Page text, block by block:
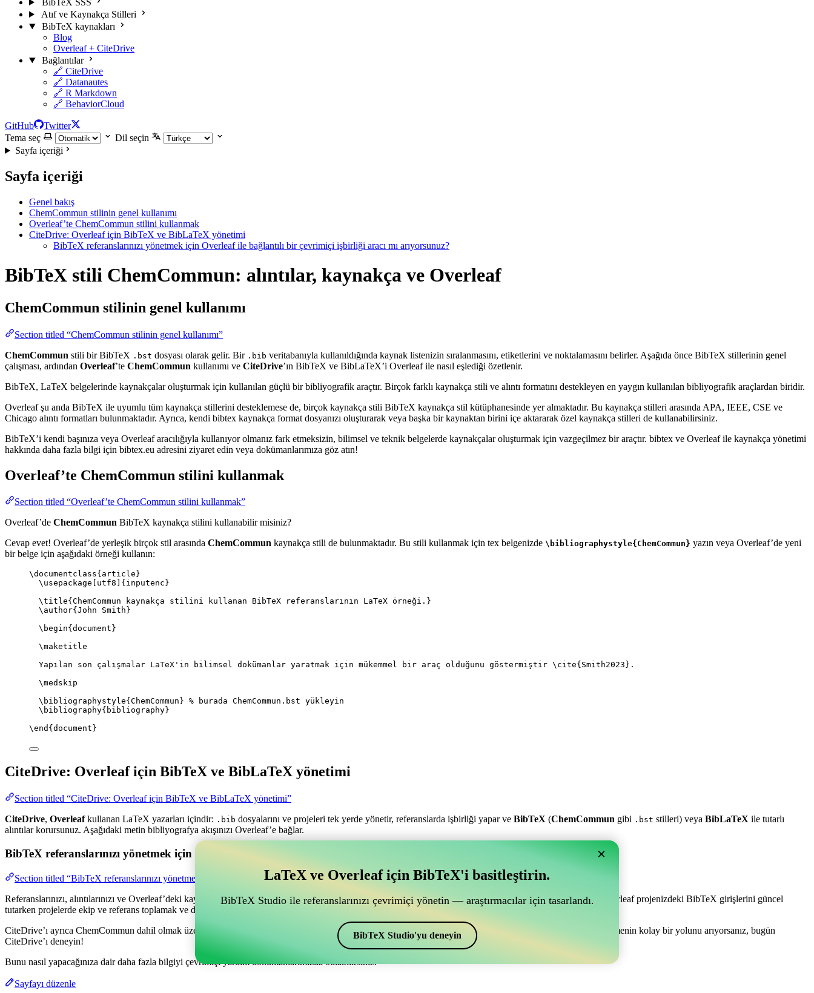
BibTeX SSS
Atıf ve Kaynakça Stilleri
BibTeX kaynakları
Blog
Overleaf + CiteDrive
Bağlantılar
🔗 CiteDrive
🔗 Datanautes
🔗 R Markdown
🔗 BehaviorCloud
GitHub
Twitter
Tema seç
Dil seçin
Sayfa içeriği
Sayfa içeriği
Genel bakış
ChemCommun stilinin genel kullanımı
Overleaf’te ChemCommun stilini kullanmak
CiteDrive: Overleaf için BibTeX ve BibLaTeX yönetimi
BibTeX referanslarınızı yönetmek için Overleaf ile bağlantılı bir çevrimiçi işbirliği aracı mı arıyorsunuz?
BibTeX stili ChemCommun: alıntılar, kaynakça ve Overleaf
ChemCommun stilinin genel kullanımı
Section titled “ChemCommun stilinin genel kullanımı”
ChemCommun stili bir BibTeX .bst dosyası olarak gelir. Bir .bib veritabanıyla kullanıldığında kaynak listenizin sıralanmasını, etiketlerini ve noktalamasını belirler. Aşağıda önce BibTeX stillerinin genel
çalışması, ardından Overleaf’te ChemCommun kullanımı ve CiteDrive’ın BibTeX ve BibLaTeX’i Overleaf ile nasıl eşlediği özetlenir.
BibTeX, LaTeX belgelerinde kaynakçalar oluşturmak için kullanılan güçlü bir bibliyografik araçtır. Birçok farklı kaynakça stili ve alıntı formatını destekleyen en yaygın kullanılan bibliyografik araçlardan biridir.
Overleaf şu anda BibTeX ile uyumlu tüm kaynakça stillerini desteklemese de, birçok kaynakça stili BibTeX kaynakça stil kütüphanesinde yer almaktadır. Bu kaynakça stilleri arasında APA, IEEE, CSE ve
Chicago alıntı formatları bulunmaktadır. Ayrıca, kendi bibtex kaynakça format dosyanızı oluşturarak veya başka bir kaynaktan birini içe aktararak özel kaynakça stilleri de kullanabilirsiniz.
BibTeX’i kendi başınıza veya Overleaf aracılığıyla kullanıyor olmanız fark etmeksizin, bilimsel ve teknik belgelerde kaynakçalar oluşturmak için vazgeçilmez bir araçtır. bibtex ve Overleaf ile kaynakça yönetimi
hakkında daha fazla bilgi için bibtex.eu adresini ziyaret edin veya dokümanlarımıza göz atın!
Overleaf’te ChemCommun stilini kullanmak
Section titled “Overleaf’te ChemCommun stilini kullanmak”
Overleaf’de ChemCommun BibTeX kaynakça stilini kullanabilir misiniz?
Cevap evet! Overleaf’de yerleşik birçok stil arasında ChemCommun kaynakça stili de bulunmaktadır. Bu stili kullanmak için tex belgenizde \bibliographystyle{ChemCommun} yazın veya Overleaf’de yeni
bir belge için aşağıdaki örneği kullanın:
\documentclass{ article }
\usepackage
utf8 ]{ inputenc }
\title{ChemCommun kaynakça stilini kullanan BibTeX referanslarının LaTeX örneği.}
\author{John Smith}
\begin{ document }
\maketitle
Yapılan son çalışmalar LaTeX'in bilimsel dokümanlar yaratmak için mükemmel bir araç olduğunu göstermiştir \cite{ Smith2023 }.
\medskip
\bibliographystyle{ChemCommun} % burada ChemCommun.bst yükleyin
\bibliography{bibliography}
\end { document }
CiteDrive: Overleaf için BibTeX ve BibLaTeX yönetimi
Section titled “CiteDrive: Overleaf için BibTeX ve BibLaTeX yönetimi”
CiteDrive, Overleafkullanan LaTeX yazarları içindir: .bib dosyalarını ve projeleri tek yerde yönetir, referanslarda işbirliği yapar ve BibTeX (ChemCommun gibi .bst stilleri) veya BibLaTeX ile tutarlı
alıntılar korursunuz. Aşağıdaki metin bibliyografya akışınızı Overleaf’e bağlar.
BibTeX referanslarınızı yönetmek için Overleaf ile bağlantılı bir çevrimiçi işbirliği aracı mı arıyorsunuz?
Section titled “BibTeX referanslarınızı yönetmek için Overleaf ile bağlantılı bir çevrimiçi işbirliği aracı mı arıyorsunuz?”
Referanslarınızı, alıntılarınızı ve Overleaf’deki kaynakçanızı yönetmeye yardımcı olacak bir çevrimiçi araç arıyorsanız, CiteDrive tam size göre olabilir! Sizi Overleaf projenizdeki BibTeX girişlerini güncel
tutarken projelerde ekip ve referans toplamak ve düzenlemek için olanak sağlar.
CiteDrive’ı ayrıca ChemCommun dahil olmak üzere farklı stillerde kaynakçalar ve alıntılar oluşturmak için de kullanabilirsiniz. Overleaf’de kaynakçanızı yönetmenin kolay bir yolunu arıyorsanız, bugün
CiteDrive’ı deneyin!
Bunu nasıl yapacağınıza dair daha fazla bilgiyi çevrimiçi yardım dokümanlarımızda bulabilirsiniz.
Sayfayı düzenle
×
LaTeX ve Overleaf için BibTeX'i basitleştirin.
BibTeX Studio ile referanslarınızı çevrimiçi yönetin — araştırmacılar için tasarlandı.
BibTeX Studio'yu deneyin